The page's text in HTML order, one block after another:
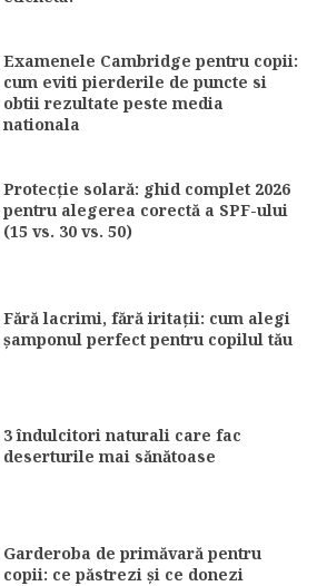
Examenele Cambridge pentru copii:
cum eviti pierderile de puncte si
obtii rezultate peste media
nationala
Protecție solară: ghid complet 2026
pentru alegerea corectă a SPF-ului
(15 vs. 30 vs. 50)
Fără lacrimi, fără iritații: cum alegi
șamponul perfect pentru copilul tău
3 îndulcitori naturali care fac
deserturile mai sănătoase
Garderoba de primăvară pentru
copii: ce păstrezi și ce donezi